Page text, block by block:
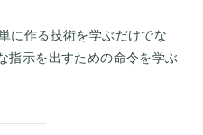
に作る技術を学ぶだけでな
指示を出すための命令を学ぶ